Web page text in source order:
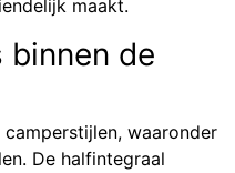
maakt.
binnen de
waaronder
De halfintegraal